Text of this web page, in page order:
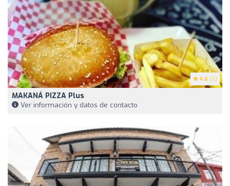
4.6 (5)
MAKANÁ PIZZA Plus
Ver información y datos de contacto